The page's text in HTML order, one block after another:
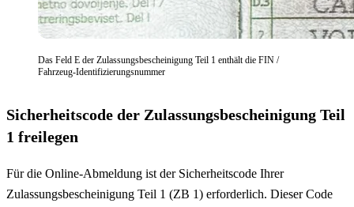
Das Feld E der Zulassungsbescheinigung Teil 1 enthält die FIN /
Fahrzeug-Identifizierungsnummer
Sicherheitscode der Zulassungsbescheinigung Teil
1 freilegen
Für die Online-Abmeldung ist der Sicherheitscode Ihrer
Zulassungsbescheinigung Teil 1 (ZB 1) erforderlich. Dieser Code